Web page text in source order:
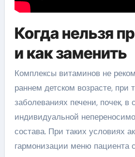
Когда нельзя
и как заменить
Комплексы витаминов не
раннем детском возрасте, при
заболеваниях печени, почек, в
индивидуальной
состава. При таких условиях
гармонизации меню пациента